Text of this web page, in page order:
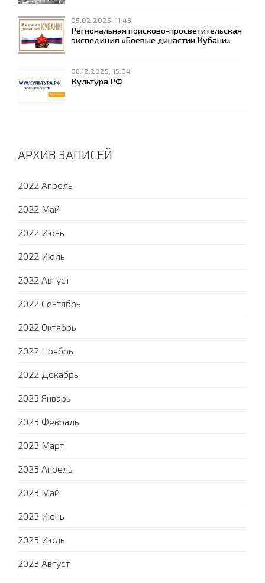
05.02.2025, 11:48
Региональная поисково-просветительская
экспедиция «Боевые династии Кубани»
08.12.2025, 15:04
Культура РФ
АРХИВ ЗАПИСЕЙ
2022 Апрель
2022 Май
2022 Июнь
2022 Июль
2022 Август
2022 Сентябрь
2022 Октябрь
2022 Ноябрь
2022 Декабрь
2023 Январь
2023 Февраль
2023 Март
2023 Апрель
2023 Май
2023 Июнь
2023 Июль
2023 Август